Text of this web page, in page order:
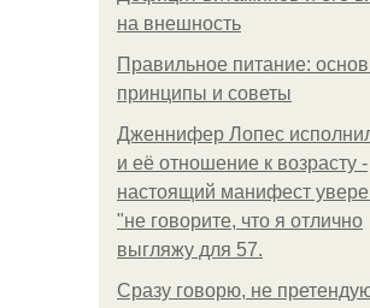
на внешность
Правильное питание:
принципы и советы
Дженнифер Лопес
и её отношение к возрасту -
настоящий манифест
"не говорите, что я отлично
выгляжу для 57.
Сразу говорю, не